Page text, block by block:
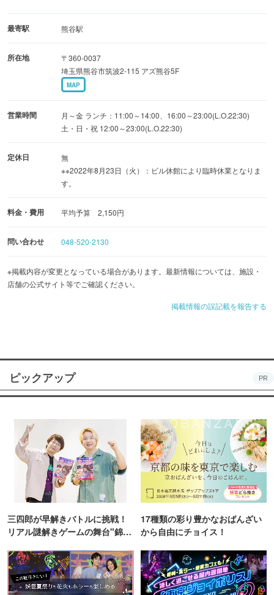
けます。
料理に合せてお楽しみいただけるお酒を45種以上取り揃
え！
宴会スペース完備◎大人数から少人数まで、人数に応じて
対応可能です！
最寄駅 熊谷駅
所在地
〒360-0037
埼玉県熊谷市筑波2-115 アズ熊谷5F
MAP
営業時間
月～金 ランチ：11:00～14:00、16:00～23:00(L.O.22:30)
土・日・祝 12:00～23:00(L.O.22:30)
定休日
無
※※2022年8月23日（火）：ビル休館により臨時休業となりま
す。
料金・費用 平均予算 2,150円
問い合わせ 048-520-2130
※掲載内容が変更となっている場合があります。最新情報については、施設・
店舗の公式サイト等でご確認ください。
掲載情報の誤記載を報告する
ピックアップ PR
三四郎が早解きバトルに挑戦！
リアル謎解きゲームの舞台"錦糸
17種類の彩り豊かなおばんざい
から自由にチョイス！